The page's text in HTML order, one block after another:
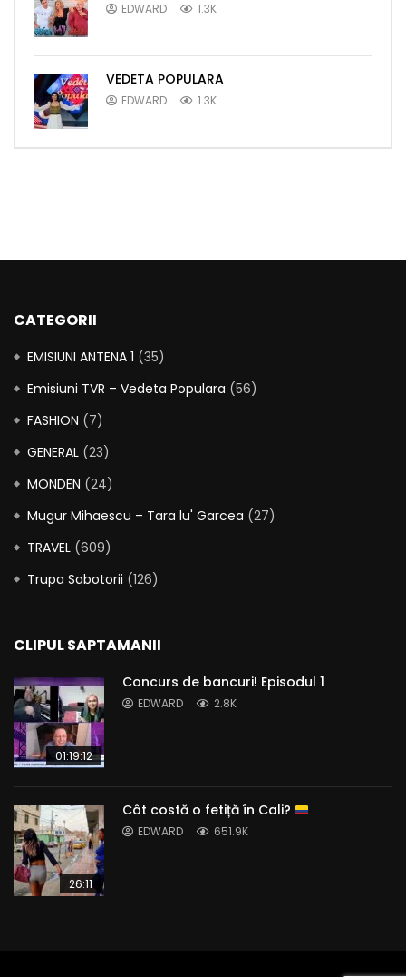
EDWARD 1.3K
VEDETA POPULARA
EDWARD 1.3K
CATEGORII
EMISIUNI ANTENA 1 (35)
Emisiuni TVR – Vedeta Populara (56)
FASHION (7)
GENERAL (23)
MONDEN (24)
Mugur Mihaescu – Tara lu' Garcea (27)
TRAVEL (609)
Trupa Sabotorii (126)
CLIPUL SAPTAMANII
01:19:12
Concurs de bancuri! Episodul 1
EDWARD 2.8K
26:11
Cât costă o fetiță în Cali?
EDWARD 651.9K